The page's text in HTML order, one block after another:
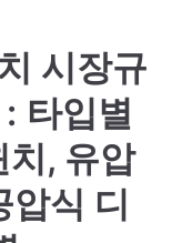
시장규
타입별
, 유압
압식 디